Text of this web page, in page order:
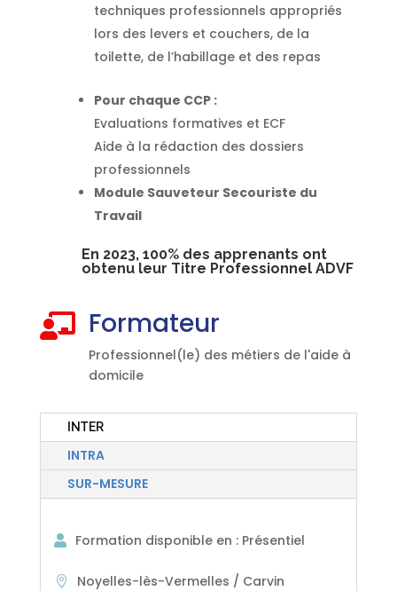
techniques professionnels appropriés
lors des levers et couchers, de la
toilette, de l’habillage et des repas
Pour chaque CCP :
Evaluations formatives et ECF
Aide à la rédaction des dossiers
professionnels
Module Sauveteur Secouriste du
Travail
En 2023, 100% des apprenants ont
obtenu leur Titre Professionnel ADVF
 Formateur
Professionnel(le) des métiers de l'aide à
domicile
INTER
INTRA
SUR-MESURE
Formation disponible en : Présentiel
Noyelles-lès-Vermelles / Carvin